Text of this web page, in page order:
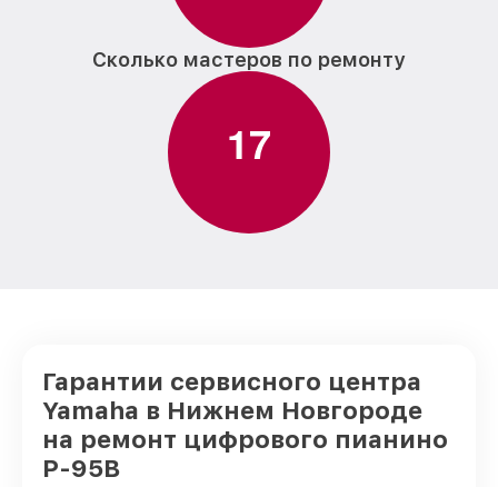
Сколько мастеров по ремонту
17
Гарантии сервисного центра
Yamaha в Нижнем Новгороде
на ремонт цифрового пианино
P-95B